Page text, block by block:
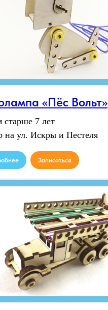
«Пёс Вольт»
старше 7 лет
на ул. Искры и Пестеля
Записаться